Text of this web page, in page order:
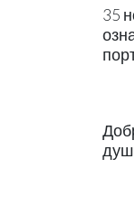
35